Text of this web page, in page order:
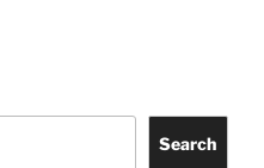
Search